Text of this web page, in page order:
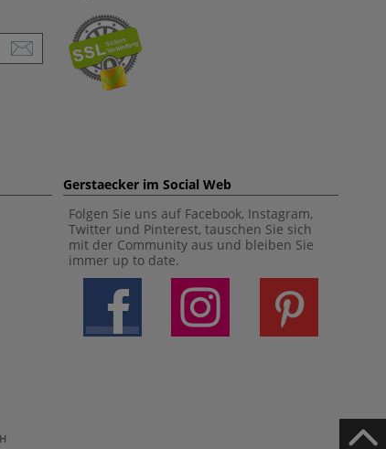
Gerstaecker im Social Web
Folgen Sie uns auf Facebook, Instagram,
Twitter und Pinterest, tauschen Sie sich
mit der Community aus und bleiben Sie
immer up to date.